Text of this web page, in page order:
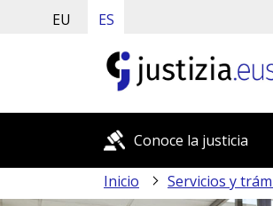
EU ES
Conoce la justicia
Inicio Servicios y